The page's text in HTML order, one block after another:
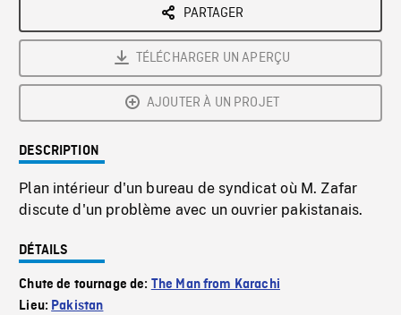
PARTAGER
TÉLÉCHARGER UN APERÇU
AJOUTER À UN PROJET
DESCRIPTION
Plan intérieur d'un bureau de syndicat où M. Zafar
discute d'un problème avec un ouvrier pakistanais.
DÉTAILS
Chute de tournage de: The Man from Karachi
Lieu: Pakistan